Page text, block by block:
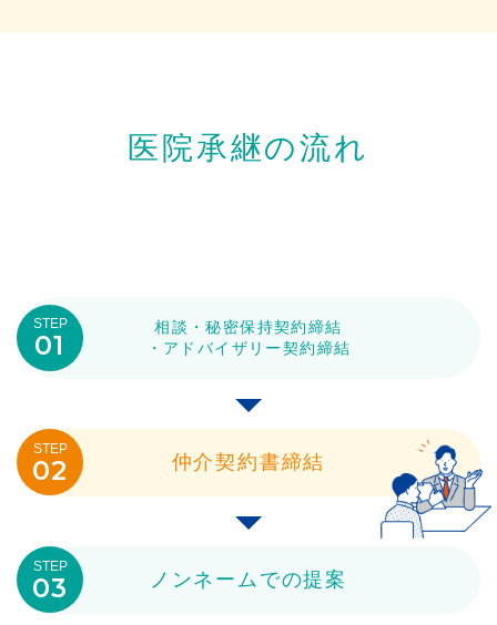
医院承継の流れ
STEP
01
相談・秘密保持契約締結
・アドバイザリー契約締結
STEP
02 仲介契約書締結
STEP
03 ノンネームでの提案